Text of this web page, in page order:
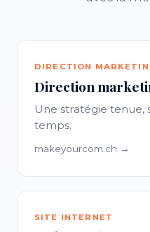
DIRECTION
Direction
Une stratégie tenue,
temps.
makeyourcom.ch →
SITE INTERNET